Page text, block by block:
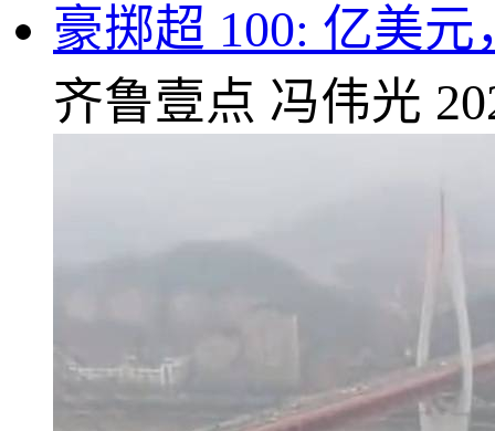
豪掷超 100: 亿美
齐鲁壹点 冯伟光